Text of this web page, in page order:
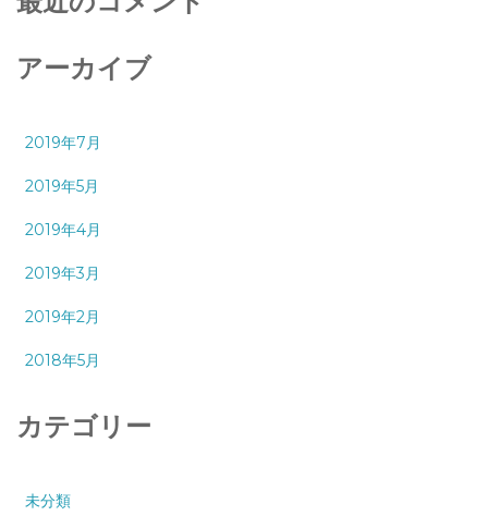
アーカイブ
2019年7月
2019年5月
2019年4月
2019年3月
2019年2月
2018年5月
カテゴリー
未分類